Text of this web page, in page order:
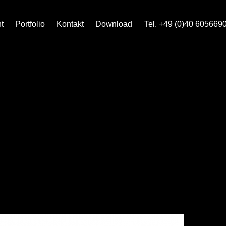
Portfolio Kontakt Download Tel. +49 (0)40